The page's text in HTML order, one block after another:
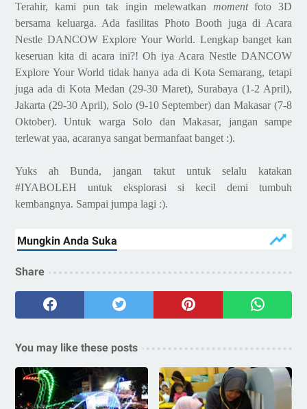
Terahir, kami pun tak ingin melewatkan momentfoto 3D
bersama keluarga. Ada fasilitas Photo Booth juga di Acara
Nestle DANCOW Explore Your World. Lengkap banget kan
keseruan kita di acara ini?!Oh iya Acara Nestle DANCOW
Explore Your World tidak hanya ada di Kota Semarang, tetapi
juga ada di Kota Medan (29-30 Maret), Surabaya (1-2 April),
Jakarta (29-30 April), Solo (9-10 September) dan Makasar (7-8
Oktober). Untuk warga Solo dan Makasar, jangan sampe
terlewat yaa, acaranya sangat bermanfaat banget :).
Yuks ah Bunda, jangan takut untuk selalu katakan
#IYABOLEH untuk eksplorasi si kecil demi tumbuh
kembangnya. Sampai jumpa lagi :).
Share
You may like these posts